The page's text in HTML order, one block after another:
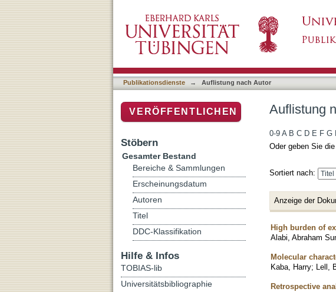
Publikationsdienste → Auflistung nach Autor
Auflistung
0-9 A B C D E F G
Oder geben Sie
Sortiert nach:
Anzeige der
High burden of
Alabi, Abraham
Molecular
Kaba, Harry; Lell,
Retrospective
VERÖFFENTLICHEN
Stöbern
Gesamter Bestand
Bereiche & Sammlungen
Erscheinungsdatum
Autoren
Titel
DDC-Klassifikation
Hilfe & Infos
TOBIAS-lib
Universitätsbibliographie